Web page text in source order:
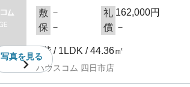
写真を見る
敷 － 礼 162,000円
保 － 償 －
2階 / 1LDK / 44.36㎡
ハウスコム 四日市店